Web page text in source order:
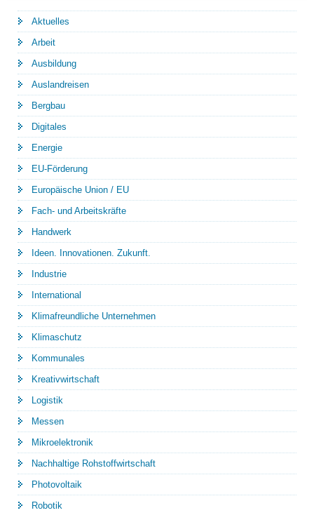
Aktuelles
Arbeit
Ausbildung
Auslandreisen
Bergbau
Digitales
Energie
EU-Förderung
Europäische Union / EU
Fach- und Arbeitskräfte
Handwerk
Ideen. Innovationen. Zukunft.
Industrie
International
Klimafreundliche Unternehmen
Klimaschutz
Kommunales
Kreativwirtschaft
Logistik
Messen
Mikroelektronik
Nachhaltige Rohstoffwirtschaft
Photovoltaik
Robotik